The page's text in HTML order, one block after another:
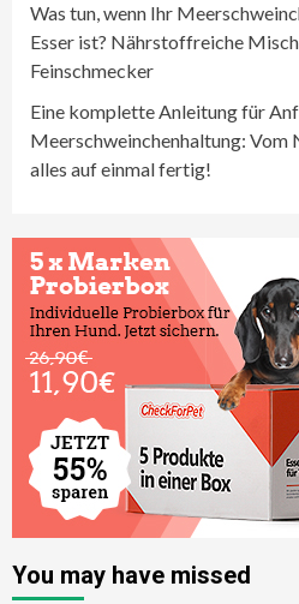
Was tun, wenn Ihr
Esser ist? Nährstoffreiche
Feinschmecker
Eine komplette Anleitung für
Meerschweinchenhaltung: Vom
alles auf einmal fertig!
You may have missed